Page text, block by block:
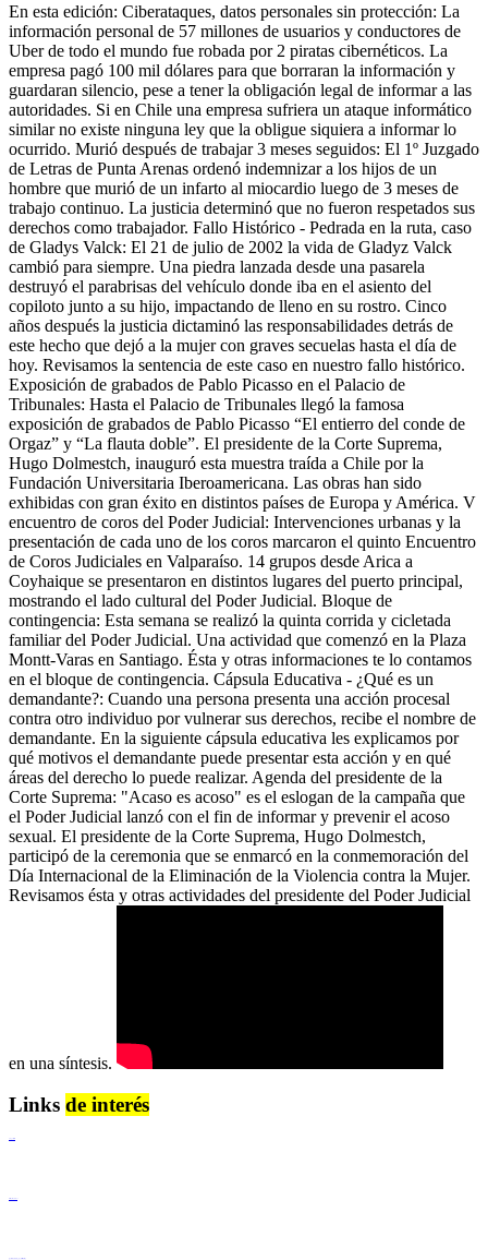
En esta edición: Ciberataques, datos personales sin protección: La
información personal de 57 millones de usuarios y conductores de
Uber de todo el mundo fue robada por 2 piratas cibernéticos. La
empresa pagó 100 mil dólares para que borraran la información y
guardaran silencio, pese a tener la obligación legal de informar a las
autoridades. Si en Chile una empresa sufriera un ataque informático
similar no existe ninguna ley que la obligue siquiera a informar lo
ocurrido. Murió después de trabajar 3 meses seguidos: El 1º Juzgado
de Letras de Punta Arenas ordenó indemnizar a los hijos de un
hombre que murió de un infarto al miocardio luego de 3 meses de
trabajo continuo. La justicia determinó que no fueron respetados sus
derechos como trabajador. Fallo Histórico - Pedrada en la ruta, caso
de Gladys Valck: El 21 de julio de 2002 la vida de Gladyz Valck
cambió para siempre. Una piedra lanzada desde una pasarela
destruyó el parabrisas del vehículo donde iba en el asiento del
copiloto junto a su hijo, impactando de lleno en su rostro. Cinco
años después la justicia dictaminó las responsabilidades detrás de
este hecho que dejó a la mujer con graves secuelas hasta el día de
hoy. Revisamos la sentencia de este caso en nuestro fallo histórico.
Exposición de grabados de Pablo Picasso en el Palacio de
Tribunales: Hasta el Palacio de Tribunales llegó la famosa
exposición de grabados de Pablo Picasso “El entierro del conde de
Orgaz” y “La flauta doble”. El presidente de la Corte Suprema,
Hugo Dolmestch, inauguró esta muestra traída a Chile por la
Fundación Universitaria Iberoamericana. Las obras han sido
exhibidas con gran éxito en distintos países de Europa y América. V
encuentro de coros del Poder Judicial: Intervenciones urbanas y la
presentación de cada uno de los coros marcaron el quinto Encuentro
de Coros Judiciales en Valparaíso. 14 grupos desde Arica a
Coyhaique se presentaron en distintos lugares del puerto principal,
mostrando el lado cultural del Poder Judicial. Bloque de
contingencia: Esta semana se realizó la quinta corrida y cicletada
familiar del Poder Judicial. Una actividad que comenzó en la Plaza
Montt-Varas en Santiago. Ésta y otras informaciones te lo contamos
en el bloque de contingencia. Cápsula Educativa - ¿Qué es un
demandante?: Cuando una persona presenta una acción procesal
contra otro individuo por vulnerar sus derechos, recibe el nombre de
demandante. En la siguiente cápsula educativa les explicamos por
qué motivos el demandante puede presentar esta acción y en qué
áreas del derecho lo puede realizar. Agenda del presidente de la
Corte Suprema: "Acaso es acoso" es el eslogan de la campaña que
el Poder Judicial lanzó con el fin de informar y prevenir el acoso
sexual. El presidente de la Corte Suprema, Hugo Dolmestch,
participó de la ceremonia que se enmarcó en la conmemoración del
Día Internacional de la Eliminación de la Violencia contra la Mujer.
Revisamos ésta y otras actividades del presidente del Poder Judicial
en una síntesis.
Links de interés